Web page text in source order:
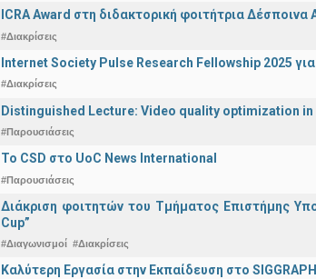
ICRA Award στη διδακτορική φοιτήτρια Δέσποινα
#Διακρίσεις
Internet Society Pulse Research Fellowship 2025
#Διακρίσεις
Distinguished Lecture: Video quality optimization
#Παρουσιάσεις
To CSD στο UoC News International
#Παρουσιάσεις
Διάκριση φοιτητών του Τμήματος Επιστήμης
Cup”
#Διαγωνισμοί #Διακρίσεις
Καλύτερη Εργασία στην Εκπαίδευση στο